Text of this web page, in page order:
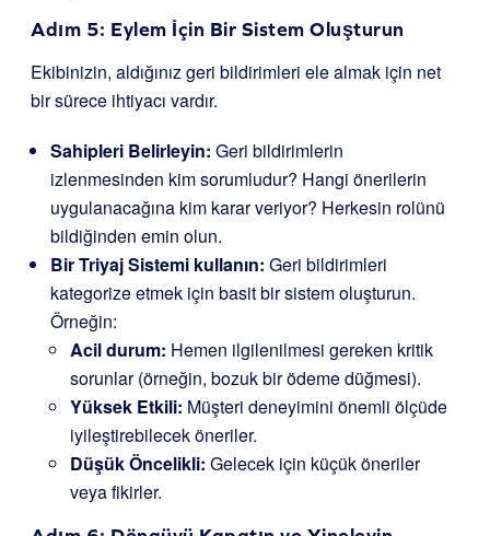
Adım 5: Eylem İçin Bir Sistem Oluşturun
Ekibinizin, aldığınız geri bildirimleri ele almak için net
bir sürece ihtiyacı vardır.
Sahipleri Belirleyin: Geri bildirimlerin
izlenmesinden kim sorumludur? Hangi önerilerin
uygulanacağına kim karar veriyor? Herkesin rolünü
bildiğinden emin olun.
Bir Triyaj Sistemi kullanın: Geri bildirimleri
kategorize etmek için basit bir sistem oluşturun.
Örneğin:
Acil durum: Hemen ilgilenilmesi gereken kritik
sorunlar (örneğin, bozuk bir ödeme düğmesi).
Yüksek Etkili: Müşteri deneyimini önemli ölçüde
iyileştirebilecek öneriler.
Düşük Öncelikli: Gelecek için küçük öneriler
veya fikirler.